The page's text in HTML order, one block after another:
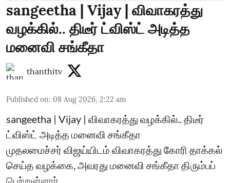
sangeetha | Vijay | விவாகரத்து
வழக்கில்.. திடீர் ட்விஸ்ட் அடித்த
மனைவி சங்கீதா
thanthitv
Published on: 08 Aug 2026, 2:22 am
sangeetha | Vijay | விவாகரத்து வழக்கில்.. திடீர்
ட்விஸ்ட் அடித்த மனைவி சங்கீதா
முதலமைச்சர் விஜய்யிடம் விவாகரத்து கோரி தாக்கல்
செய்த வழக்கை, அவரது மனைவி சங்கீதா திரும்பப்
பெற்றுள்ளார்